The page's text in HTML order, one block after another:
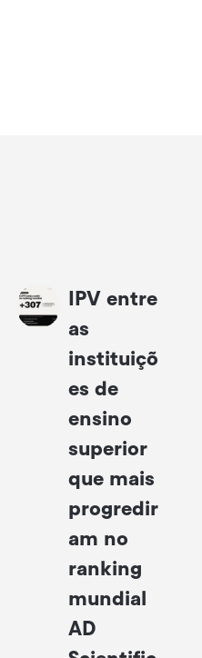
IPV entre
as
instituiçõ
es de
ensino
superior
que mais
progredir
am no
ranking
mundial
AD